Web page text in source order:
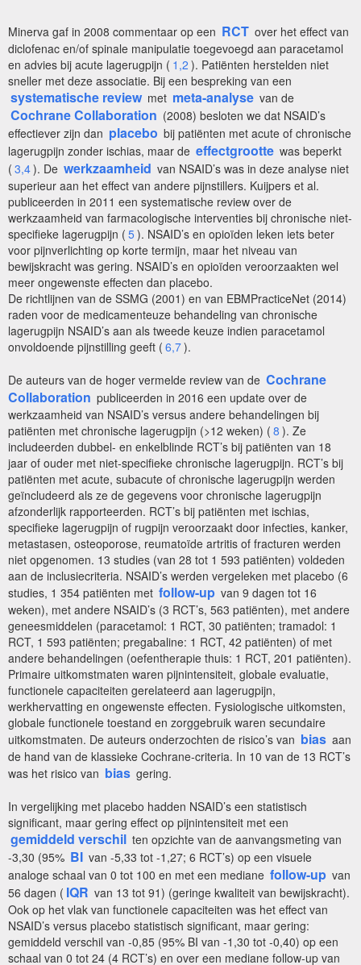
Minerva gaf in 2008 commentaar op een RCT over het effect van
diclofenac en/of spinale manipulatie toegevoegd aan paracetamol
en advies bij acute lagerugpijn ( 1,2 ). Patiënten herstelden niet
sneller met deze associatie. Bij een bespreking van een
systematische review met meta-analyse van de
Cochrane Collaboration (2008) besloten we dat NSAID’s
effectiever zijn dan placebo bij patiënten met acute of chronische
lagerugpijn zonder ischias, maar de effectgrootte was beperkt
( 3,4). De werkzaamheid van NSAID’s was in deze analyse niet
superieur aan het effect van andere pijnstillers. Kuijpers et al.
publiceerden in 2011 een systematische review over de
werkzaamheid van farmacologische interventies bij chronische niet-
specifieke lagerugpijn ( 5). NSAID’s en opioïden leken iets beter
voor pijnverlichting op korte termijn, maar het niveau van
bewijskracht was gering. NSAID’s en opioïden veroorzaakten wel
meer ongewenste effecten dan placebo.
De richtlijnen van de SSMG (2001) en van EBMPracticeNet (2014)
raden voor de medicamenteuze behandeling van chronische
lagerugpijn NSAID’s aan als tweede keuze indien paracetamol
onvoldoende pijnstilling geeft ( 6,7).
De auteurs van de hoger vermelde review van de Cochrane
Collaboration publiceerden in 2016 een update over de
werkzaamheid van NSAID’s versus andere behandelingen bij
patiënten met chronische lagerugpijn (>12 weken) ( 8 ). Ze
includeerden dubbel- en enkelblinde RCT’s bij patiënten van 18
jaar of ouder met niet-specifieke chronische lagerugpijn. RCT’s bij
patiënten met acute, subacute of chronische lagerugpijn werden
geïncludeerd als ze de gegevens voor chronische lagerugpijn
afzonderlijk rapporteerden. RCT’s bij patiënten met ischias,
specifieke lagerugpijn of rugpijn veroorzaakt door infecties, kanker,
metastasen, osteoporose, reumatoïde artritis of fracturen werden
niet opgenomen. 13 studies (van 28 tot 1 593 patiënten) voldeden
aan de inclusiecriteria. NSAID’s werden vergeleken met placebo (6
studies, 1 354 patiënten met follow-up van 9 dagen tot 16
weken), met andere NSAID’s (3 RCT’s, 563 patiënten), met andere
geneesmiddelen (paracetamol: 1 RCT, 30 patiënten; tramadol: 1
RCT, 1 593 patiënten; pregabaline: 1 RCT, 42 patiënten) of met
andere behandelingen (oefentherapie thuis: 1 RCT, 201 patiënten).
Primaire uitkomstmaten waren pijnintensiteit, globale evaluatie,
functionele capaciteiten gerelateerd aan lagerugpijn,
werkhervatting en ongewenste effecten. Fysiologische uitkomsten,
globale functionele toestand en zorggebruik waren secundaire
uitkomstmaten. De auteurs onderzochten de risico’s van bias aan
de hand van de klassieke Cochrane-criteria. In 10 van de 13 RCT’s
was het risico van bias gering.
In vergelijking met placebo hadden NSAID’s een statistisch
significant, maar gering effect op pijnintensiteit met een
gemiddeld verschil ten opzichte van de aanvangsmeting van
-3,30 (95% BI van -5,33 tot -1,27; 6 RCT’s) op een visuele
analoge schaal van 0 tot 100 en met een mediane follow-up van
56 dagen ( IQR van 13 tot 91) (geringe kwaliteit van bewijskracht).
Ook op het vlak van functionele capaciteiten was het effect van
NSAID’s versus placebo statistisch significant, maar gering:
gemiddeld verschil van -0,85 (95% BI van -1,30 tot -0,40) op een
schaal van 0 tot 24 (4 RCT’s) en over een mediane follow-up van